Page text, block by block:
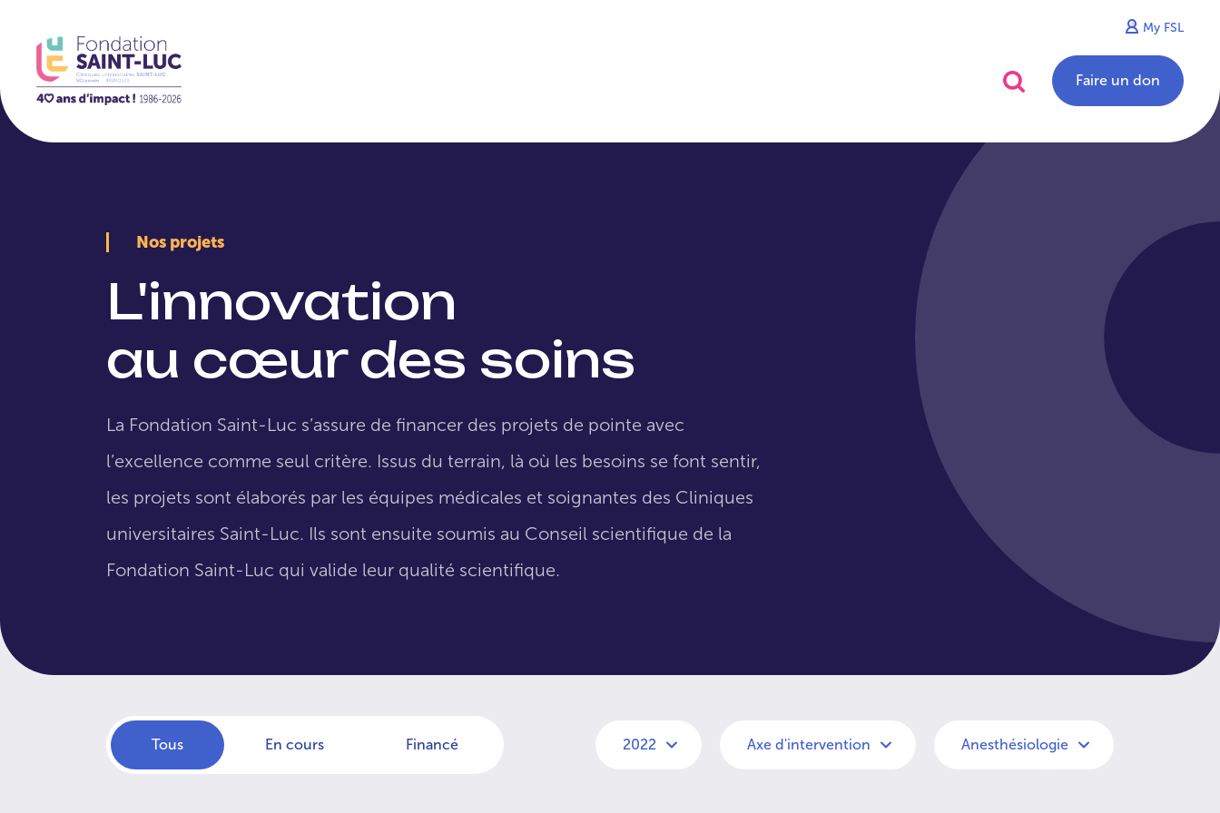
My FSL
Faire un don
Nos projets
L'innovation
au cœur des soins
La Fondation Saint-Luc s’assure de financer des projets de pointe avec
l’excellence comme seul critère. Issus du terrain, là où les besoins se font sentir,
les projets sont élaborés par les équipes médicales et soignantes des Cliniques
universitaires Saint-Luc. Ils sont ensuite soumis au Conseil scientifique de la
Fondation Saint-Luc qui valide leur qualité scientifique.
Tous En cours Financé 2022 Axe d'intervention Anesthésiologie